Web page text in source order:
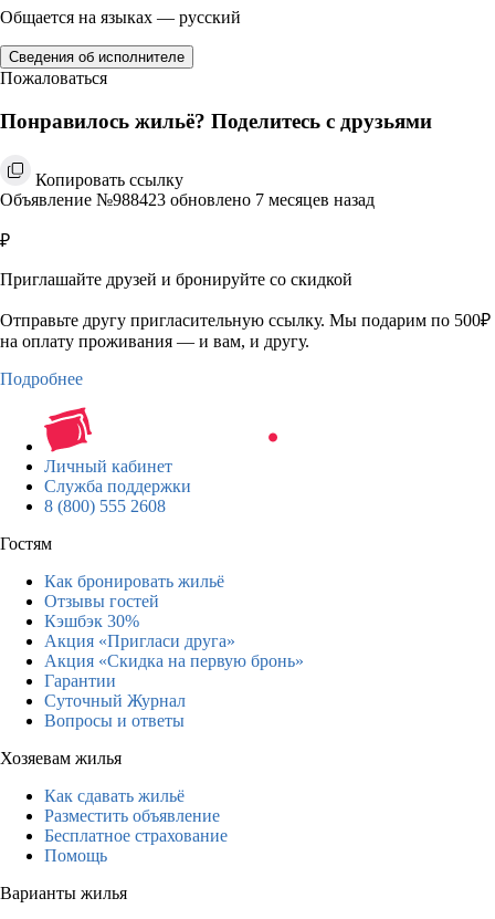
Общается на языках — русский
Сведения об исполнителе
Пожаловаться
Понравилось жильё? Поделитесь с друзьями
Копировать ссылку
Объявление №988423 обновлено 7 месяцев назад
₽
Приглашайте друзей и бронируйте со скидкой
Отправьте другу пригласительную ссылку. Мы подарим по 500₽
на оплату проживания — и вам, и другу.
Подробнее
Личный кабинет
Служба поддержки
8 (800) 555 2608
Гостям
Как бронировать жильё
Отзывы гостей
Кэшбэк 30%
Акция «Пригласи друга»
Акция «Скидка на первую бронь»
Гарантии
Суточный Журнал
Вопросы и ответы
Хозяевам жилья
Как сдавать жильё
Разместить объявление
Бесплатное страхование
Помощь
Варианты жилья